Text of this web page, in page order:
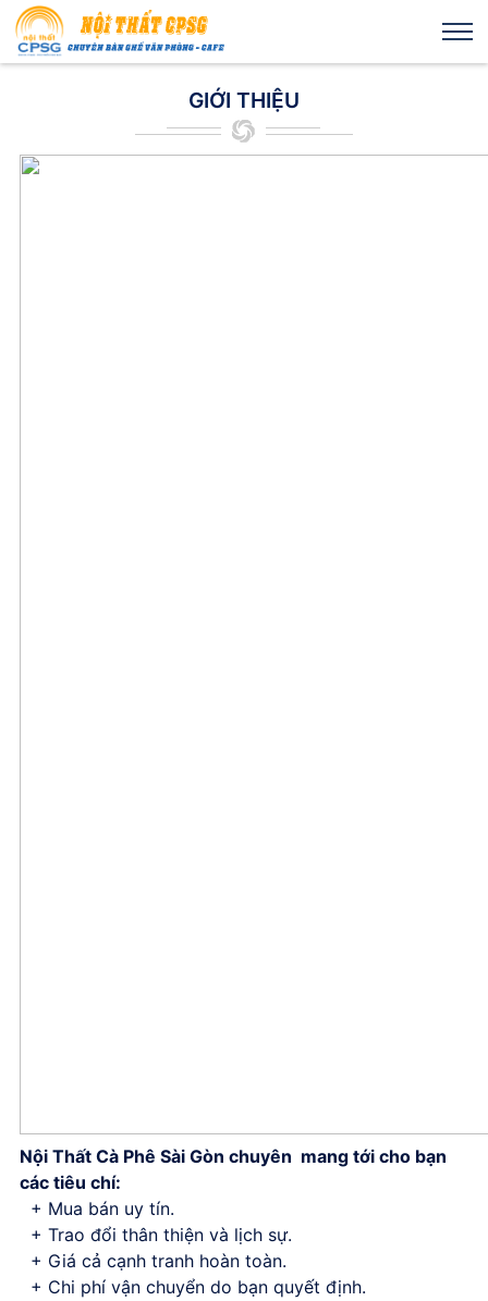
GIỚI THIỆU
Nội Thất Cà Phê Sài Gòn chuyên mang tới cho bạn
các tiêu chí:
+ Mua bán uy tín.
+ Trao đổi thân thiện và lịch sự.
+ Giá cả cạnh tranh hoàn toàn.
+ Chi phí vận chuyển do bạn quyết định.